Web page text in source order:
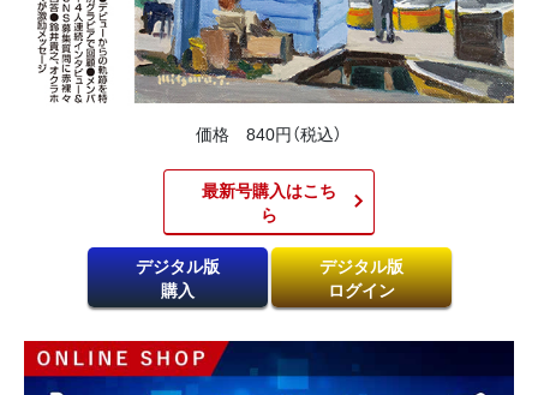
価格 840円（税込）
最新号購入はこち
ら​
デジタル版
購入
デジタル版
ログイン